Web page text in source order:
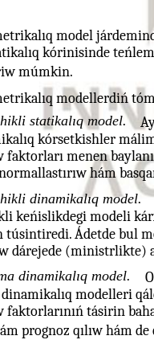
model
kórinisinde
múmkin.
modellerdiń
statikalıq model.
kórsetkishler
faktorları menen
hám
dinamikalıq model.
keńislikdegi modeli
túsintiredi. Ádetde bul
dárejede (ministrlikte)
dinamikalıq model.
modelleri
faktorlarınıń tásirin
prognoz qılıw hám de